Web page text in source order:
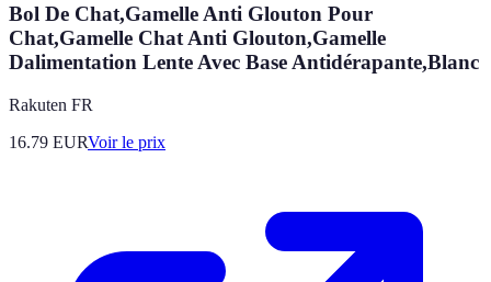
Bol De Chat,Gamelle Anti Glouton Pour
Chat,Gamelle Chat Anti Glouton,Gamelle
Dalimentation Lente Avec Base Antidérapante,Blanc
Rakuten FR
16.79 EURVoir le prix